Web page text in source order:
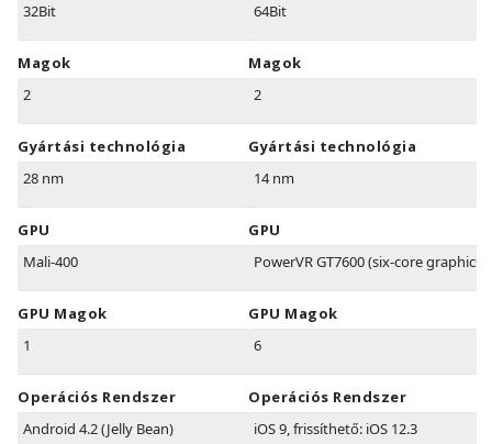
32Bit
Magok
2
Gyártási technológia
28 nm
GPU
Mali-400
GPU Magok
1
Operációs Rendszer
Android 4.2 (Jelly Bean)
64Bit
Magok
2
Gyártási technológia
14 nm
GPU
PowerVR GT7600 (six-core graphics)
GPU Magok
6
Operációs Rendszer
iOS 9, frissíthető: iOS 12.3